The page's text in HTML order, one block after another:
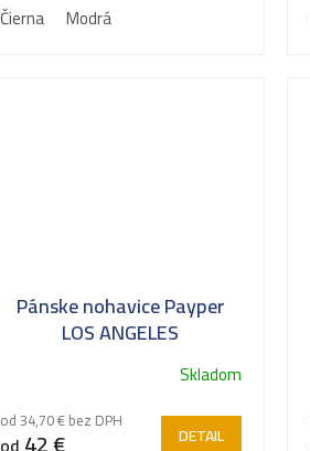
Čierna Modrá
Pánske nohavice Payper
LOS ANGELES
Skladom
od 34,70 € bez DPH
DETAIL